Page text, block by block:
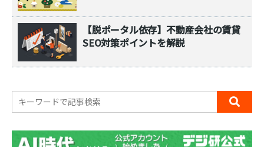
【脱ポータル依存】不動産会社の賃貸
SEO対策ポイントを解説